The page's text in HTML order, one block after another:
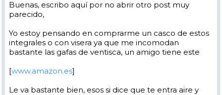
Buenas, escribo aquí por no abrir otro post muy
parecido,
Yo estoy pensando en comprarme un casco de estos
integrales o con visera ya que me incomodan
bastante las gafas de ventisca, un amigo tiene este
[www.amazon.es]
Le va bastante bien, esos si dice que te entra aire y